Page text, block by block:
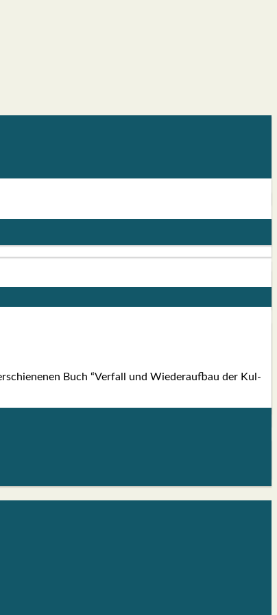
Buch “Ver­fall und Wie­der­auf­bau der Kul­